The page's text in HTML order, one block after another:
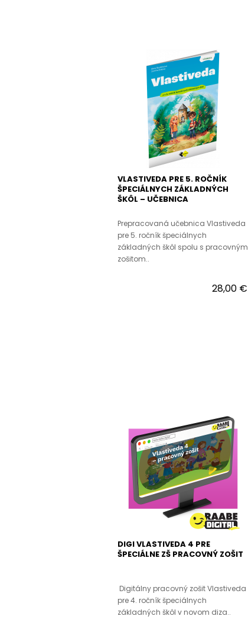
VLASTIVEDA PRE 5. ROČNÍK
ŠPECIÁLNYCH ZÁKLADNÝCH
ŠKÔL – UČEBNICA
Prepracovaná učebnica Vlastiveda
pre 5. ročník špeciálnych
základných škôl spolu s pracovným
zošitom..
28,00 €
DIGI VLASTIVEDA 4 PRE
ŠPECIÁLNE ZŠ PRACOVNÝ ZOŠIT
Digitálny pracovný zošit Vlastiveda
pre 4. ročník špeciálnych
základných škôl v novom diza..